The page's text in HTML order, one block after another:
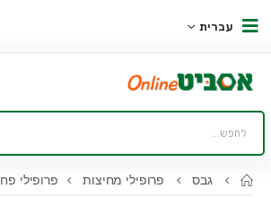
עברית
גבס פרופילי מחיצות פרופילי פח